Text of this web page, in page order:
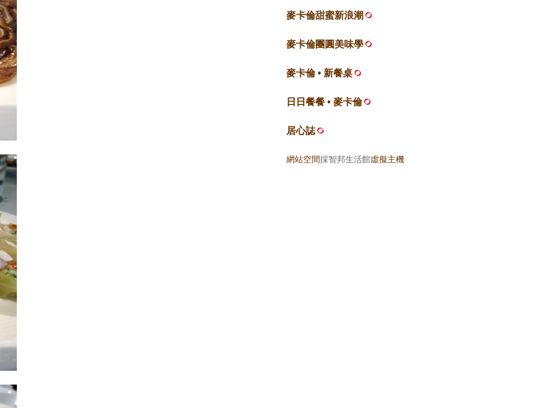
麥卡倫甜蜜新浪潮
麥卡倫團圓美味學
麥卡倫 • 新餐桌
日日餐餐 • 麥卡倫
居心誌
網站空間採智邦生活館虛擬主機